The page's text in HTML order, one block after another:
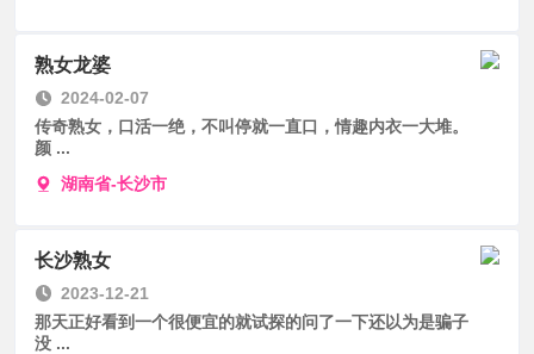
熟女龙婆
2024-02-07
传奇熟女，口活一绝，不叫停就一直口，情趣内衣一大堆。
颜 ...
湖南省-长沙市
长沙熟女
2023-12-21
那天正好看到一个很便宜的就试探的问了一下还以为是骗子
没 ...